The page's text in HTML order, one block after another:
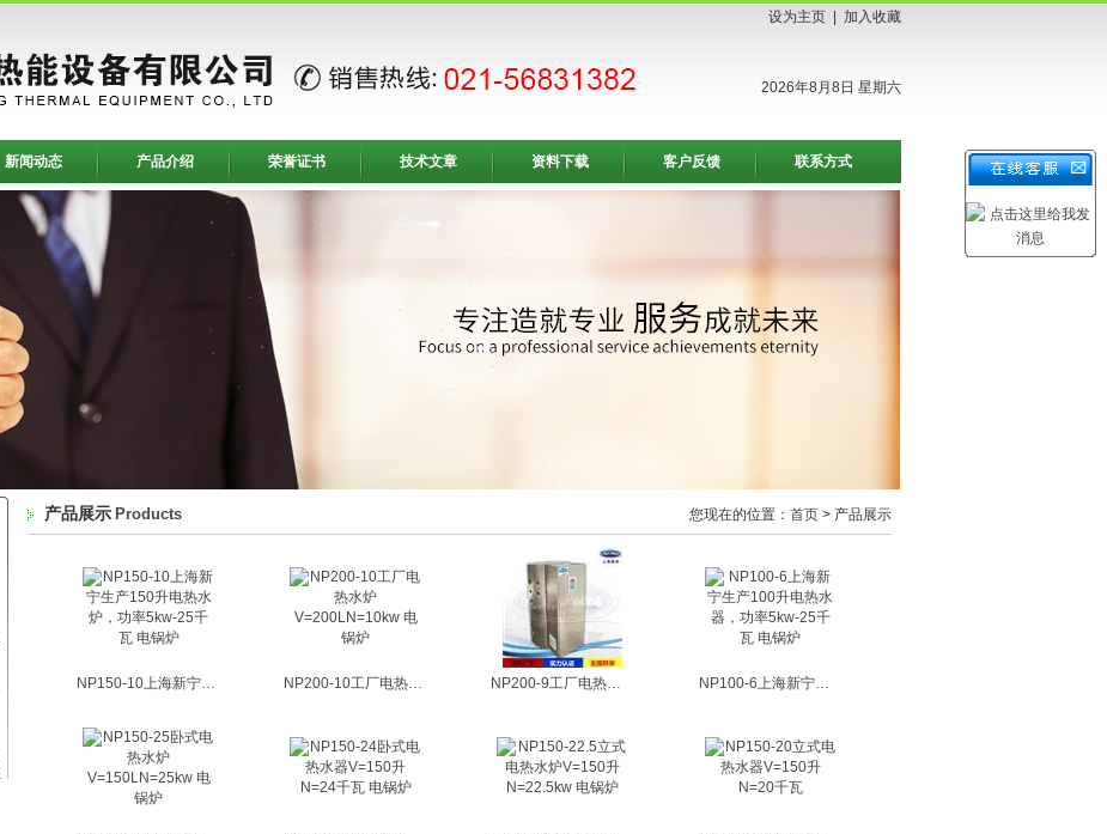
设为主页 加入收藏
2026年8月8日 星期六
新闻动态 产品介绍 荣誉证书 技术文章 资料下载 客户反馈 联系方式
产品展示 Products 您现在的位置： 首页 > 产品展示
NP150-10上海新宁生产150升电热水炉，功率5kw-25千瓦 电锅炉 NP200-10工厂电热水炉V=200LN=10kw 电锅炉 NP200-9工厂电热水器V=200LN=9千瓦 电锅炉 NP100-6上海新宁生产100升电热水器，功率5kw-25千瓦 电锅炉